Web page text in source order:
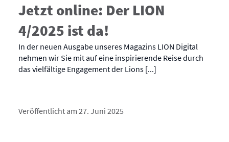
Jetzt online: Der LION
4/2025 ist da!
In der neuen Ausgabe unseres Magazins LION Digital
nehmen wir Sie mit auf eine inspirierende Reise durch
das vielfältige Engagement der Lions [...]
Veröffentlicht am 27. Juni 2025